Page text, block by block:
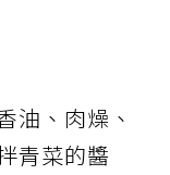
油、肉燥、
青菜的醬